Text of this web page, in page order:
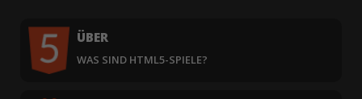
ÜBER
WAS SIND HTML5-SPIELE?